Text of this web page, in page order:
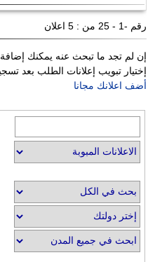
رقم -1 - 25 من : 5 اعلان
إن لم تجد ما تبحث عنه يمكنك
إختيار تبويب إعلانات الطلب بعد
أضف اعلانك مجانا